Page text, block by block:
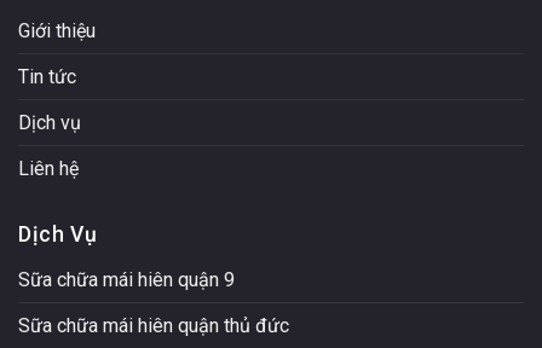
Giới thiệu
Tin tức
Dịch vụ
Liên hệ
Dịch Vụ
Sữa chữa mái hiên quận 9
Sữa chữa mái hiên quận thủ đức